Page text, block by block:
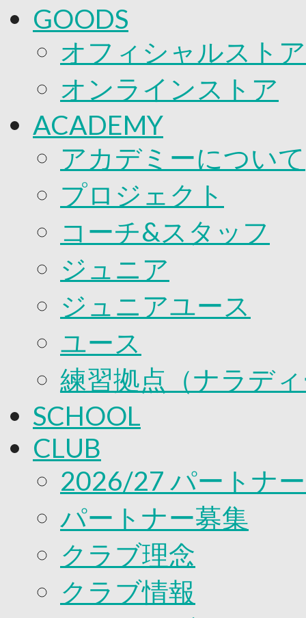
GOODS
オフィシャルスト
オンラインストア
ACADEMY
アカデミーについて
プロジェクト
コーチ&スタッフ
ジュニア
ジュニアユース
ユース
練習拠点（ナラデ
SCHOOL
CLUB
2026/27 パートナ
パートナー募集
クラブ理念
クラブ情報